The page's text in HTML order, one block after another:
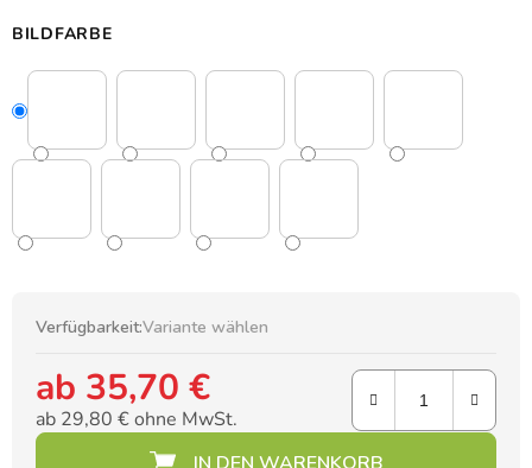
BILDFARBE
Verfügbarkeit:Variante wählen
ab 35,70 €
ab 29,80 €ohne MwSt.